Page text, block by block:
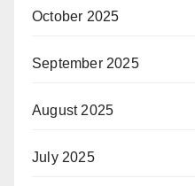
October 2025
September 2025
August 2025
July 2025